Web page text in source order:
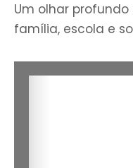
Um olhar
família, escola e